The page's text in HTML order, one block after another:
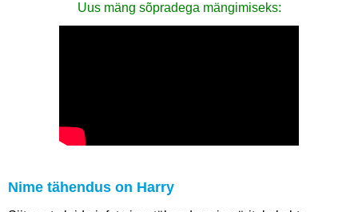
Uus mäng sõpradega mängimiseks:
Nime tähendus on Harry